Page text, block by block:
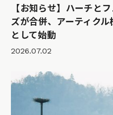
【お知らせ】ハーチと
ズが合併、アーティク
として始動
2026.07.02